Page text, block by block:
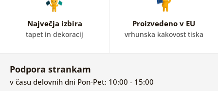
Največja izbira
tapet in dekoracij
Proizvedeno v EU
vrhunska kakovost tiska
Podpora strankam
v času delovnih dni Pon-Pet: 10:00 - 15:00